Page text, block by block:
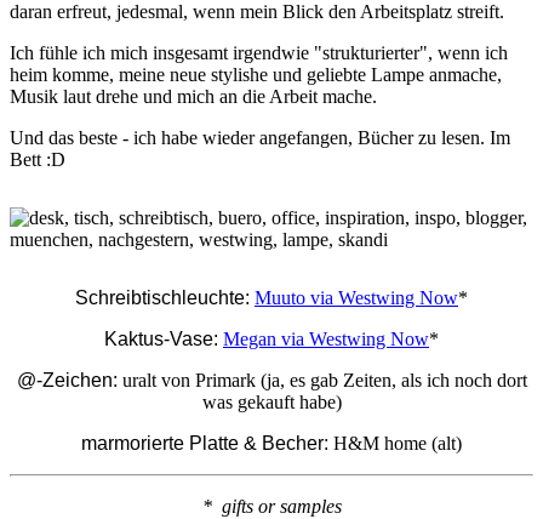
daran erfreut, jedesmal, wenn mein Blick den Arbeitsplatz streift.
Ich fühle ich mich insgesamt irgendwie "strukturierter", wenn ich
heim komme, meine neue stylishe und geliebte Lampe anmache,
Musik laut drehe und mich an die Arbeit mache.
Und das beste - ich habe wieder angefangen, Bücher zu lesen. Im
Bett :D
Schreibtischleuchte: Muuto via Westwing Now*
Kaktus-Vase: Megan via Westwing Now*
@-Zeichen: uralt von Primark (ja, es gab Zeiten, als ich noch dort
was gekauft habe)
marmorierte Platte & Becher: H&M home (alt)
* gifts or samples